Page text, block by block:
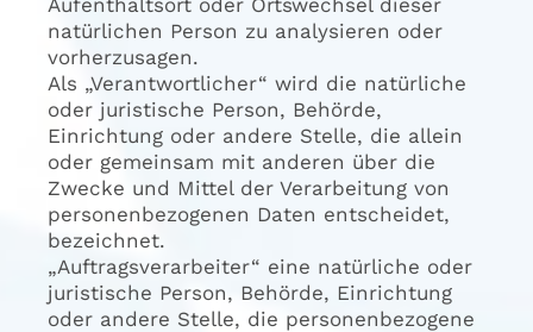
Aufenthaltsort oder Ortswechsel dieser
natürlichen Person zu analysieren oder
vorherzusagen.
Als „Verantwortlicher“ wird die natürliche
oder juristische Person, Behörde,
Einrichtung oder andere Stelle, die allein
oder gemeinsam mit anderen über die
Zwecke und Mittel der Verarbeitung von
personenbezogenen Daten entscheidet,
bezeichnet.
„Auftragsverarbeiter“ eine natürliche oder
juristische Person, Behörde, Einrichtung
oder andere Stelle, die personenbezogene